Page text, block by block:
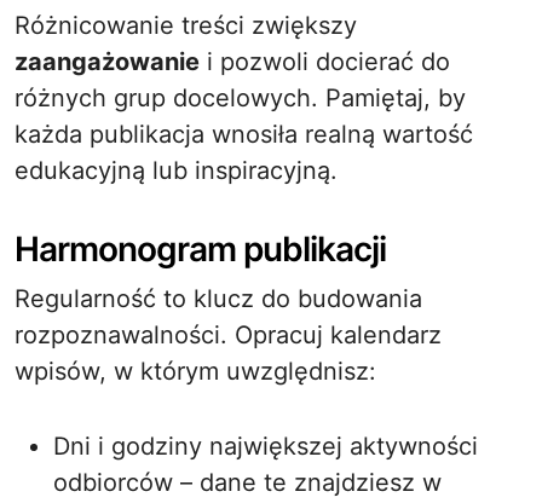
Różnicowanie treści zwiększy
zaangażowanie i pozwoli docierać do
różnych grup docelowych. Pamiętaj, by
każda publikacja wnosiła realną wartość
edukacyjną lub inspiracyjną.
Harmonogram publikacji
Regularność to klucz do budowania
rozpoznawalności. Opracuj kalendarz
wpisów, w którym uwzględnisz:
Dni i godziny największej aktywności
odbiorców – dane te znajdziesz w